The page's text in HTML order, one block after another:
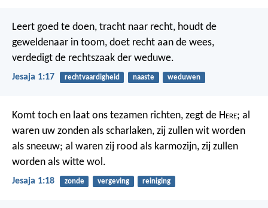
Leert goed te doen, tracht naar recht, houdt de
geweldenaar in toom, doet recht aan de wees,
verdedigt de rechtszaak der weduwe.
Jesaja 1:17 rechtvaardigheid naaste weduwen
Komt toch en laat ons tezamen richten, zegt de Here; al
waren uw zonden als scharlaken, zij zullen wit worden
als sneeuw; al waren zij rood als karmozijn, zij zullen
worden als witte wol.
Jesaja 1:18 zonde vergeving reiniging